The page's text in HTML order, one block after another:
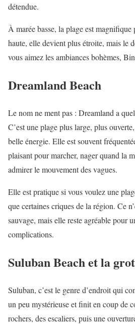
détendue.
À marée basse, la plage est magnifique
haute, elle devient plus étroite, mais le
vous aimez les ambiances bohèmes,
Dreamland Beach
Le nom ne ment pas : Dreamland a
C’est une plage plus large, plus
belle énergie. Elle est souvent
plaisant pour marcher, nager quand la
admirer le mouvement des vagues.
Elle est pratique si vous voulez une
que certaines criques de la région. Ce
sauvage, mais elle reste agréable pour
complications.
Suluban Beach et la
Suluban, c’est le genre d’endroit qui
un peu mystérieuse et finit en coup de
rochers, des escaliers, puis une